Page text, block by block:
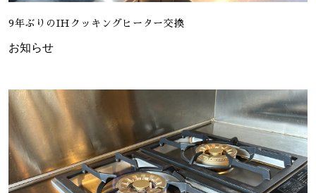
9年ぶりのIHクッキングヒーター交換
お知らせ